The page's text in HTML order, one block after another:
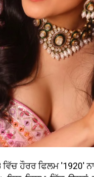
ਹੌਰਰ ਫਿਲਮ '1920'